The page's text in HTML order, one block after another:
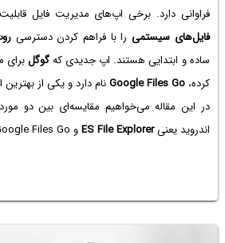
فراوانی دارد. برخی اپ‌های مدیریت فایل
فایل‌های سیستمی را با فراهم کردن دسترسی
ساده و ابتدایی هستند. اپ جدیدی کهگوگلبرای
کرده،Google Files Goنام دارد و یکی از
در این مقاله می‌خواهیم مقایسه‌ای بین دو
اندروید یعنیES File Explorerو Google Files Go داشته باشیم. با ما باشید.